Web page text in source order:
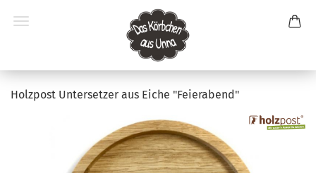
Holzpost Untersetzer aus Eiche "Feierabend"